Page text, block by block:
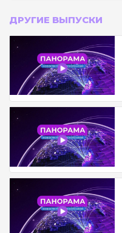
ДРУГИЕ ВЫПУСКИ